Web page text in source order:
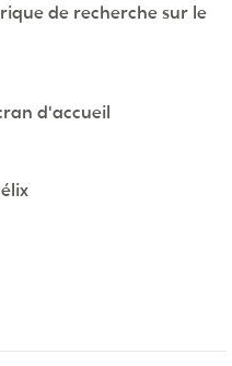
de recherche sur le
d'accueil